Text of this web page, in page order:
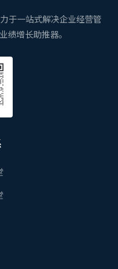
于一站式解决企业经营管
绩增长助推器。